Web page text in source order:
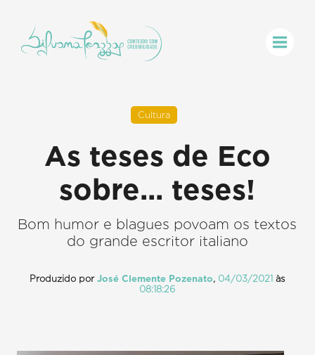
Cultura
As teses de Eco
sobre... teses!
Bom humor e blagues povoam os textos
do grande escritor italiano
Produzido porJosé Clemente Pozenato, 04/03/2021 às
08:18:26